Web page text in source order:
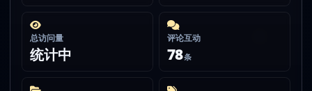
总访问量
统计中
评论互动
78条